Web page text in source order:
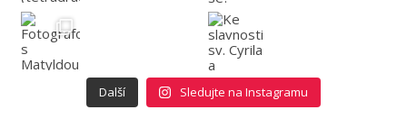
Další Sledujte na Instagramu